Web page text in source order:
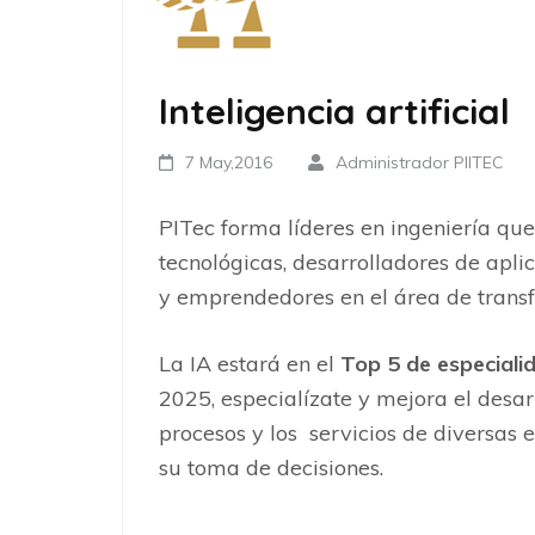
Inteligencia artificial
7 May,2016 Administrador PIITEC
PITec forma líderes en ingeniería
tecnológicas, desarrolladores de
y emprendedores en el área de
La IA estará en el Top 5 de
2025, especialízate y mejora el
procesos y los servicios de diversas
su toma de decisiones.